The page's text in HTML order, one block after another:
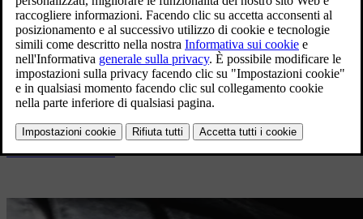
Tempo di cambio gomme?
Gli pneumatici originali Volvo sono sviluppati e personalizzati per
ogni modello Volvo, grazie alla collaborazione tra Volvo Cars e i
principali produttori. Quando arriva il momento del cambio gomme
sono la scelta migliore per mantenere le proprietà originali della tua
Volvo. Per ottimizzare la sicurezza, l'efficienza energetica e
l'esperienza di guida, cerca la marcatura VOL sugli pneumatici.
Trova concessionario